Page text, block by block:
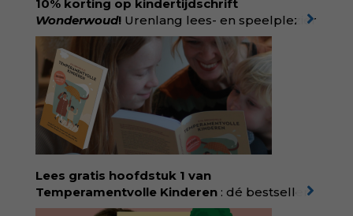
ditmar/boek/baas-in-eigen-buik
10% korting op kindertijdschrift
Wonderwoud! Urenlang lees- en speelplezier
voor dromers, doeners en denkers.
Wonderwoud is het ambachtelijk gemaakte
antwoord op alle snelle gooimaarweg-
boekjes en hapsnap-filmpjes. Het mooiste
kindertijdschrift van Nederland; met liefde en
kunde voor taal, beeld en tekeningen die
spat van elke pagina. Dat vóel je. Dat voelt je
kind. Abonneer via
wonderwoud.nl/abonneren**
korting met code:
KIIND10
Lees gratis hoofdstuk 1 van
Temperamentvolle Kinderen : dé bestseller
van pedagoog Eva Bronsveld. In het boek